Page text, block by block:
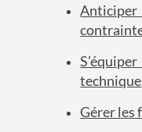
technique
Gérer les